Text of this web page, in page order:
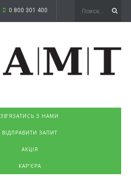
0 800 301 400
ЗВ’ЯЗАТИСЬ З НАМИ
ВІДПРАВИТИ ЗАПИТ
АКЦІЯ
КАР’ЄРА